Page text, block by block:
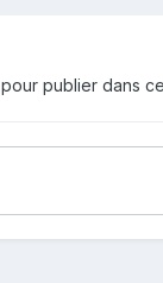
pour publier dans